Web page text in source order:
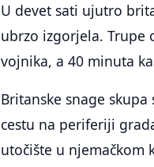
U devet sati ujutro
ubrzo izgorjela. Trupe
vojnika, a 40 minuta
Britanske snage
cestu na periferiji
utočište u njemačkom